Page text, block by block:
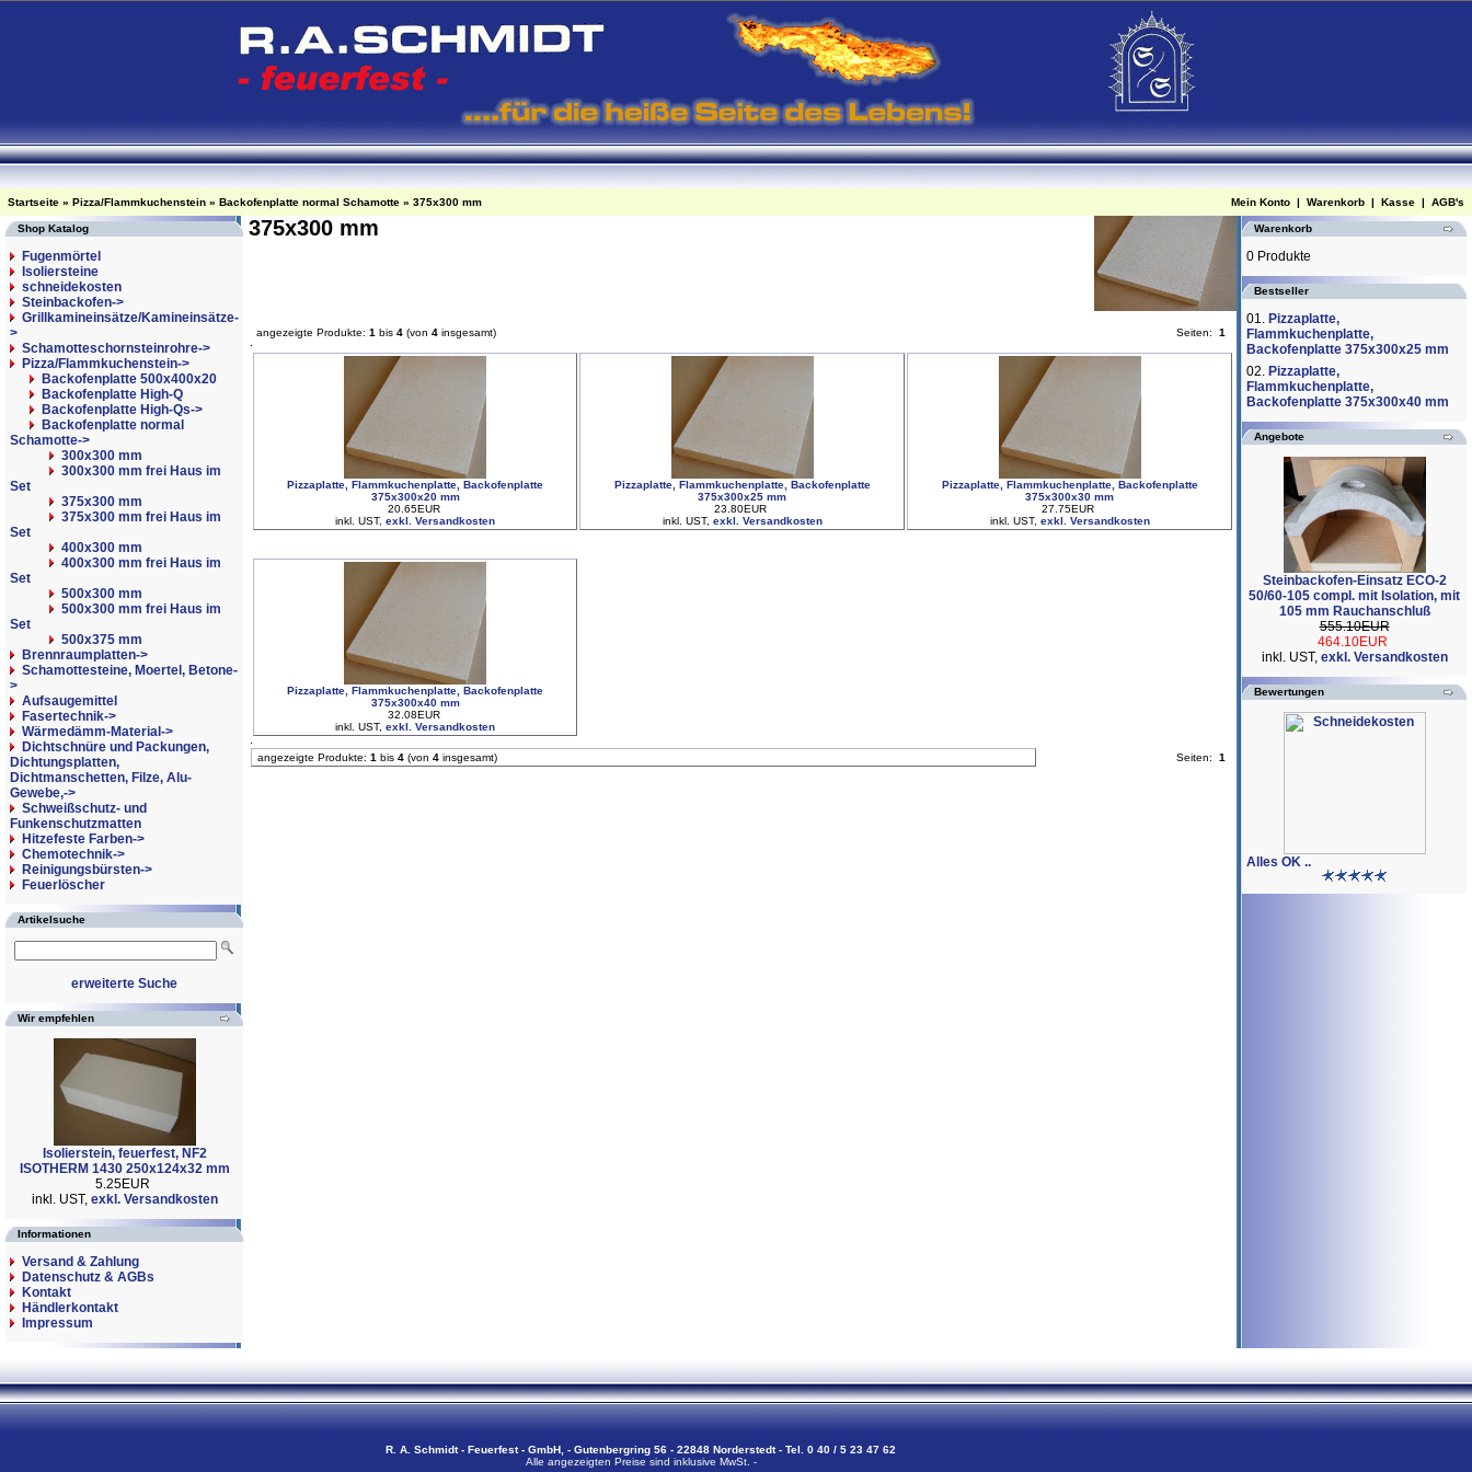
Startseite » Pizza/Flammkuchenstein » Backofenplatte normal Schamotte » 375x300 mm Mein Konto | Warenkorb | Kasse | AGB's
Shop Katalog
Fugenmörtel
Isoliersteine
schneidekosten
Steinbackofen->
Grillkamineinsätze/Kamineinsätze-
>
Schamotteschornsteinrohre->
Pizza/Flammkuchenstein->
Backofenplatte 500x400x20
Backofenplatte High-Q
Backofenplatte High-Qs->
Backofenplatte normal
Schamotte->
300x300 mm
300x300 mm frei Haus im
Set
375x300 mm
375x300 mm frei Haus im
Set
400x300 mm
400x300 mm frei Haus im
Set
500x300 mm
500x300 mm frei Haus im
Set
500x375 mm
Brennraumplatten->
Schamottesteine, Moertel, Betone-
>
Aufsaugemittel
Fasertechnik->
Wärmedämm-Material->
Dichtschnüre und Packungen,
Dichtungsplatten,
Dichtmanschetten, Filze, Alu-
Gewebe,->
Schweißschutz- und
Funkenschutzmatten
Hitzefeste Farben->
Chemotechnik->
Reinigungsbürsten->
Feuerlöscher
Artikelsuche
erweiterte Suche
Wir empfehlen
Isolierstein, feuerfest, NF2
ISOTHERM 1430 250x124x32 mm
5.25EUR
inkl. UST, exkl. Versandkosten
Informationen
Versand & Zahlung
Datenschutz & AGBs
Kontakt
Händlerkontakt
Impressum
375x300 mm
angezeigte Produkte: 1 bis 4 (von 4 insgesamt) Seiten: 1
Pizzaplatte, Flammkuchenplatte, Backofenplatte
375x300x20 mm
20.65EUR
inkl. UST, exkl. Versandkosten
Pizzaplatte, Flammkuchenplatte, Backofenplatte
375x300x25 mm
23.80EUR
inkl. UST, exkl. Versandkosten
Pizzaplatte, Flammkuchenplatte, Backofenplatte
375x300x30 mm
27.75EUR
inkl. UST, exkl. Versandkosten
Pizzaplatte, Flammkuchenplatte, Backofenplatte
375x300x40 mm
32.08EUR
inkl. UST, exkl. Versandkosten
angezeigte Produkte: 1 bis 4 (von 4 insgesamt) Seiten: 1
Warenkorb
0 Produkte
Bestseller
01. Pizzaplatte,
Flammkuchenplatte,
Backofenplatte 375x300x25 mm
02. Pizzaplatte,
Flammkuchenplatte,
Backofenplatte 375x300x40 mm
Angebote
Steinbackofen-Einsatz ECO-2
50/60-105 compl. mit Isolation, mit
105 mm Rauchanschluß
555.10EUR
464.10EUR
inkl. UST, exkl. Versandkosten
Bewertungen
Alles OK ..
R. A. Schmidt - Feuerfest - GmbH, - Gutenbergring 56 - 22848 Norderstedt - Tel. 0 40 / 5 23 47 62
Alle angezeigten Preise sind inklusive MwSt. -